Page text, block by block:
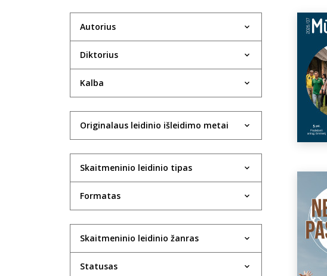
Autorius
Diktorius
Kalba
Originalaus leidinio išleidimo metai
Skaitmeninio leidinio tipas
Formatas
Skaitmeninio leidinio žanras
Statusas